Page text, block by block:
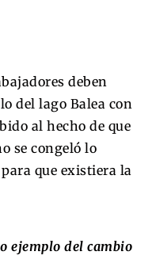
deben
del lago Balea con
al hecho de que
se congeló lo
que existiera la
ejemplo del cambio